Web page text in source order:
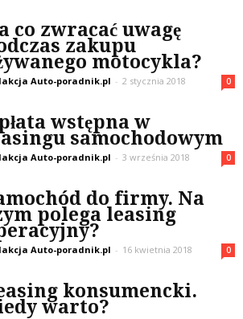
co zwracać uwagę
zakupu
motocykla?
Auto-poradnik.pl - 2 stycznia 2018 0
wstępna w
samochodowym
Auto-poradnik.pl - 3 września 2018 0
do firmy. Na
polega leasing
Auto-poradnik.pl - 16 kwietnia 2018 0
konsumencki.
warto?